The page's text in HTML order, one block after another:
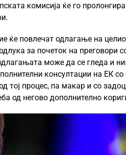
комисија ќе го
ќе повлечат одлагање на
за почеток на преговори
може да се гледа и
консултации на ЕК со
тој процес, па макар и со
од негово дополнително